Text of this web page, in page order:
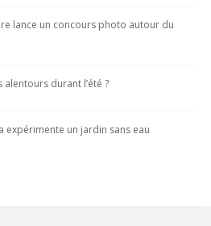
lance un concours photo autour du
durant l’été ?
expérimente un jardin sans eau